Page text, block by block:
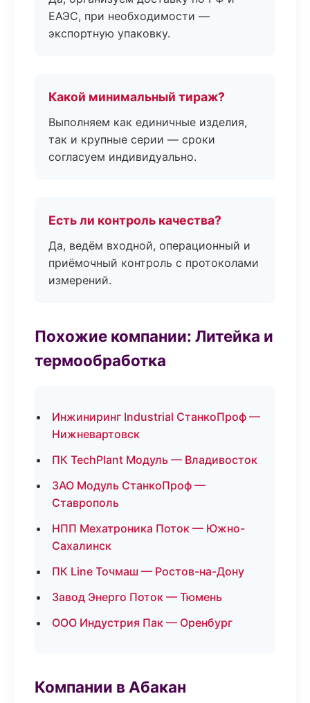
ЕАЭС, при необходимости —
экспортную упаковку.
Какой минимальный тираж?
Выполняем как единичные изделия,
так и крупные серии — сроки
согласуем индивидуально.
Есть ли контроль качества?
Да, ведём входной, операционный и
приёмочный контроль с протоколами
измерений.
Похожие компании: Литейка и
термообработка
Инжиниринг Industrial СтанкоПроф —
Нижневартовск
ПК TechPlant Модуль — Владивосток
ЗАО Модуль СтанкоПроф —
Ставрополь
НПП Мехатроника Поток — Южно-
Сахалинск
ПК Line Точмаш — Ростов-на-Дону
Завод Энерго Поток — Тюмень
ООО Индустрия Пак — Оренбург
Компании в Абакан